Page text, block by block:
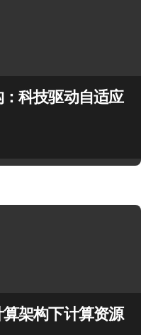
科技驱动自适应
架构下计算资源